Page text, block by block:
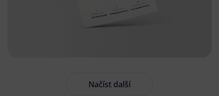
Načíst další